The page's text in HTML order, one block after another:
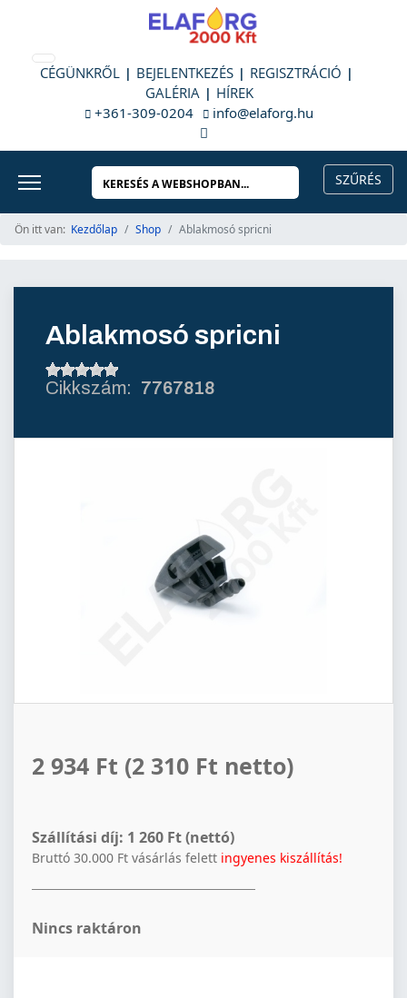
CÉGÜNKRŐL BEJELENTKEZÉS
REGISZTRÁCIÓ
GALÉRIA
HÍREK
+361-309-0204
info@elaforg.hu
Ön itt van: Kezdőlap Shop Ablakmosó spricni
Ablakmosó spricni
7767818
2 934 Ft (2 310 Ft netto)
Szállítási díj: 1 260 Ft (nettó)
Bruttó 30.000 Ft vásárlás felett ingyenes kiszállítás!
Nincs raktáron